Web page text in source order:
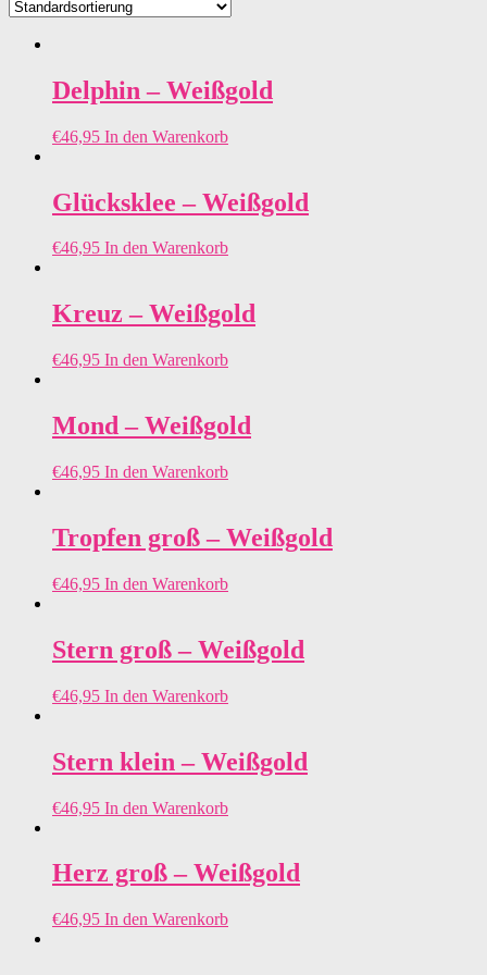
Delphin – Weißgold
€46,95 In den Warenkorb
Glücksklee – Weißgold
€46,95 In den Warenkorb
Kreuz – Weißgold
€46,95 In den Warenkorb
Mond – Weißgold
€46,95 In den Warenkorb
Tropfen groß – Weißgold
€46,95 In den Warenkorb
Stern groß – Weißgold
€46,95 In den Warenkorb
Stern klein – Weißgold
€46,95 In den Warenkorb
Herz groß – Weißgold
€46,95 In den Warenkorb